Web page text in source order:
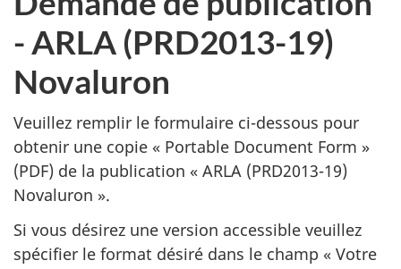
e
m
a
n
d
e
d
- ARLA (PRD2013-19)
Novaluron
Veuillez remplir le formulaire ci-dessous pour
obtenir une copie « Portable Document Form »
(PDF) de la publication « ARLA (PRD2013-19)
Novaluron ».
Si vous désirez une version accessible veuillez
spécifier le format désiré dans le champ « Votre